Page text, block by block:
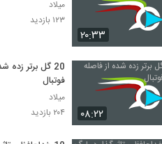
۲۰:۳۳
میلاد
۱۲۳ بازدید
۰۸:۲۲
20 گل برتر زده
فوتبال
میلاد
۲۰۴ بازدید